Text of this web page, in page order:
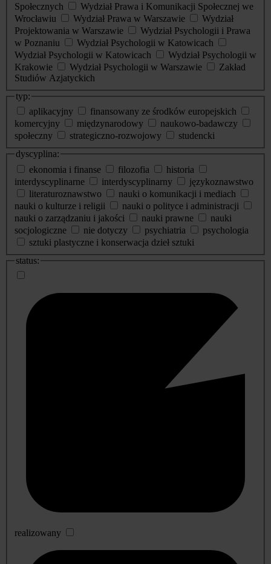
Społecznych
Wydział Prawa i Komunikacji Społecznej we
Wrocławiu
Wydział Prawa w Warszawie
Wydział
Projektowania w Warszawie
Wydział Psychologii i Prawa
w Poznaniu
Wydział Psychologii w Katowicach
Wydział Psychologii w Katowicach
Wydział Psychologii w
Krakowie
Wydział Psychologii w Warszawie
Zakład
Studiów Azjatyckich
typ:
aplikacyjny
finansowany ze środków europejskich
komercyjny
międzynarodowy
naukowo-badawczy
społeczny
strategiczno-rozwojowy
studencki
dyscyplina:
ekonomia i finanse
filozofia
historia
interdyscyplinarne
interdyscyplinarny
językoznawstwo
literaturoznawstwo
nauki o komunikacji i mediach
nauki o kulturze i religii
nauki o polityce i administracji
nauki o zarządzaniu i jakości
nauki prawne
nauki
socjologiczne
nie dotyczy psychiatria
psychologia
sztuki plastyczne i konserwacja dzieł sztuki
status:
realizowany